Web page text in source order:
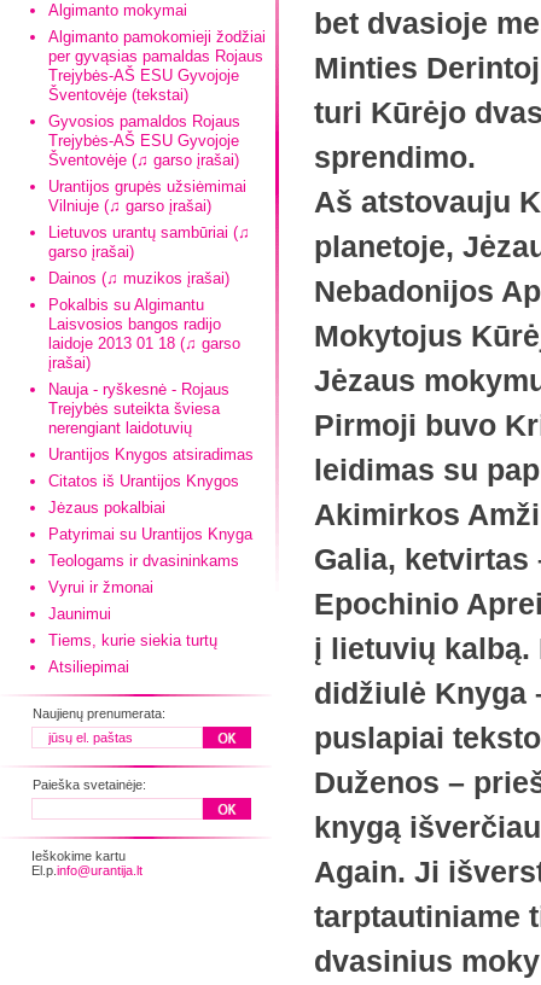
Algimanto mokymai
Algimanto pamokomieji žodžiai
per gyvąsias pamaldas Rojaus
Trejybės-AŠ ESU Gyvojoje
Šventovėje (tekstai)
Gyvosios pamaldos Rojaus
Trejybės-AŠ ESU Gyvojoje
Šventovėje (♫ garso įrašai)
Urantijos grupės užsiėmimai
Vilniuje (♫ garso įrašai)
Lietuvos urantų sambūriai (♫
garso įrašai)
Dainos (♫ muzikos įrašai)
Pokalbis su Algimantu
Laisvosios bangos radijo
laidoje 2013 01 18 (♫ garso
įrašai)
Nauja - ryškesnė - Rojaus
Trejybės suteikta šviesa
nerengiant laidotuvių
Urantijos Knygos atsiradimas
Citatos iš Urantijos Knygos
Jėzaus pokalbiai
Patyrimai su Urantijos Knyga
Teologams ir dvasininkams
Vyrui ir žmonai
Jaunimui
Tiems, kurie siekia turtų
Atsiliepimai
Naujienų prenumerata:
Paieška svetainėje:
Ieškokime kartu
El.p. info@urantija.lt
bet dvasioje
Minties
turi Kūrėjo
sprendimo.
Aš atstovauju
planetoje,
Nebadonijos
Mokytojus
Jėzaus
Pirmoji buvo
leidimas su
Akimirkos
Galia, ketvirtas
Epochinio
į lietuvių kalbą.
didžiulė Knyga
puslapiai
Duženos –
knygą
Again. Ji
tarptautiniame
dvasinius